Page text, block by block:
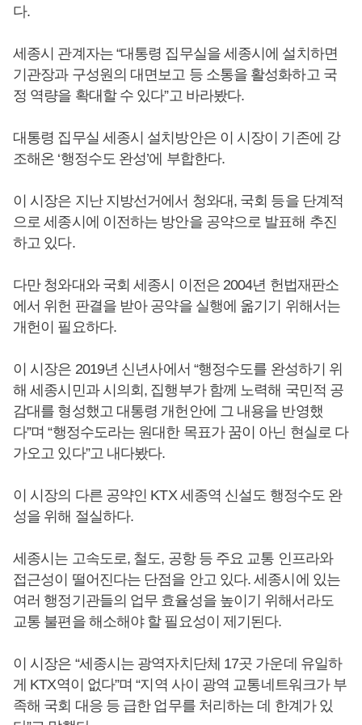
다.
세종시 관계자는 “대통령 집무실을 세종시에 설치하면
기관장과 구성원의 대면보고 등 소통을 활성화하고 국
정 역량을 확대할 수 있다”고 바라봤다.
대통령 집무실 세종시 설치방안은 이 시장이 기존에 강
조해온 ‘행정수도 완성’에 부합한다.
이 시장은 지난 지방선거에서 청와대, 국회 등을 단계적
으로 세종시에 이전하는 방안을 공약으로 발표해 추진
하고 있다.
다만 청와대와 국회 세종시 이전은 2004년 헌법재판소
에서 위헌 판결을 받아 공약을 실행에 옮기기 위해서는
개헌이 필요하다.
이 시장은 2019년 신년사에서 “행정수도를 완성하기 위
해 세종시민과 시의회, 집행부가 함께 노력해 국민적 공
감대를 형성했고 대통령 개헌안에 그 내용을 반영했
다”며 “행정수도라는 원대한 목표가 꿈이 아닌 현실로 다
가오고 있다”고 내다봤다.
이 시장의 다른 공약인 KTX 세종역 신설도 행정수도 완
성을 위해 절실하다.
세종시는 고속도로, 철도, 공항 등 주요 교통 인프라와
접근성이 떨어진다는 단점을 안고 있다. 세종시에 있는
여러 행정기관들의 업무 효율성을 높이기 위해서라도
교통 불편을 해소해야 할 필요성이 제기된다.
이 시장은 “세종시는 광역자치단체 17곳 가운데 유일하
게 KTX역이 없다”며 “지역 사이 광역 교통네트워크가 부
족해 국회 대응 등 급한 업무를 처리하는 데 한계가 있